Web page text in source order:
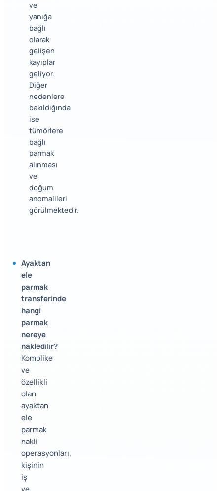
ve
yanığa
bağlı
olarak
gelişen
kayıplar
geliyor.
Diğer
nedenlere
bakıldığında
ise
tümörlere
bağlı
parmak
alınması
ve
doğum
anomalileri
görülmektedir.
Ayaktan
ele
parmak
transferinde
hangi
parmak
nereye
nakledilir?
Komplike
ve
özellikli
olan
ayaktan
ele
parmak
nakli
operasyonları,
kişinin
iş
ve